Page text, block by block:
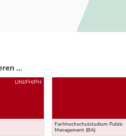
...
UNI/FH/PH
Fachhochschulstudium Public
Management (BA)